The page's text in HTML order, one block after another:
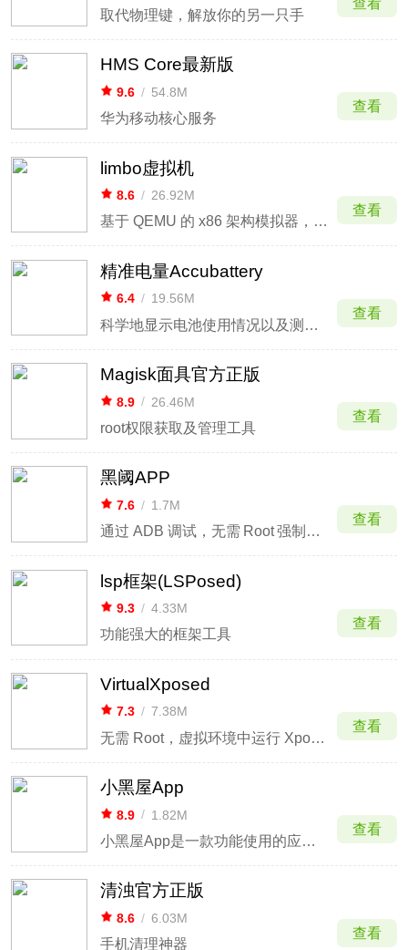
取代物理键，解放你的另一只手
查看
HMS Core最新版
9.6 / 54.8M
华为移动核心服务
查看
limbo虚拟机
8.6 / 26.92M
基于 QEMU 的 x86 架构模拟器，让 Android 设备运行完整桌面操作系统
查看
精准电量Accubattery
6.4 / 19.56M
科学地显示电池使用情况以及测量电池容量
查看
Magisk面具官方正版
8.9 / 26.46M
root权限获取及管理工具
查看
黑阈APP
7.6 / 1.7M
通过 ADB 调试，无需 Root 强制管理后台应用
查看
lsp框架(LSPosed)
9.3 / 4.33M
功能强大的框架工具
查看
VirtualXposed
7.3 / 7.38M
无需 Root，虚拟环境中运行 Xposed 模块，增强应用功能
查看
小黑屋App
8.9 / 1.82M
小黑屋App是一款功能使用的应用管理冻结软件，大家手机上都有很多的应用不常用，但是又占用了你的桌面，该软件可以帮助你将不经常用的应用直接冻结，当需要使用时再放出来。
查看
清浊官方正版
8.6 / 6.03M
手机清理神器
查看